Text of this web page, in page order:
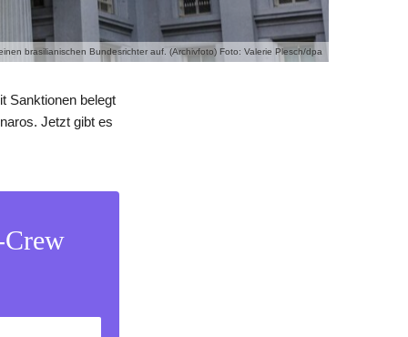
brasilianischen Bundesrichter auf. (Archivfoto) Foto: Valerie Plesch/dpa
Sanktionen belegt
Jetzt gibt es